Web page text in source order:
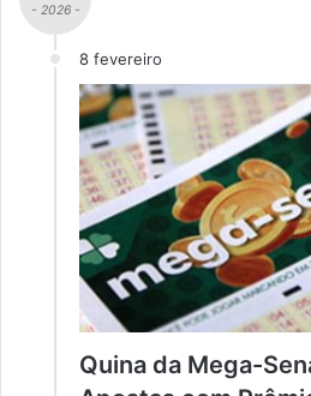
- 2026 -
8 fevereiro
Quina da Mega-